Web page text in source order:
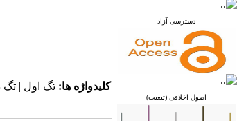
دسترسی آزاد
اصول اخلاقی (تبعیت)
کلیدواژه ها: تگ اول | تگ